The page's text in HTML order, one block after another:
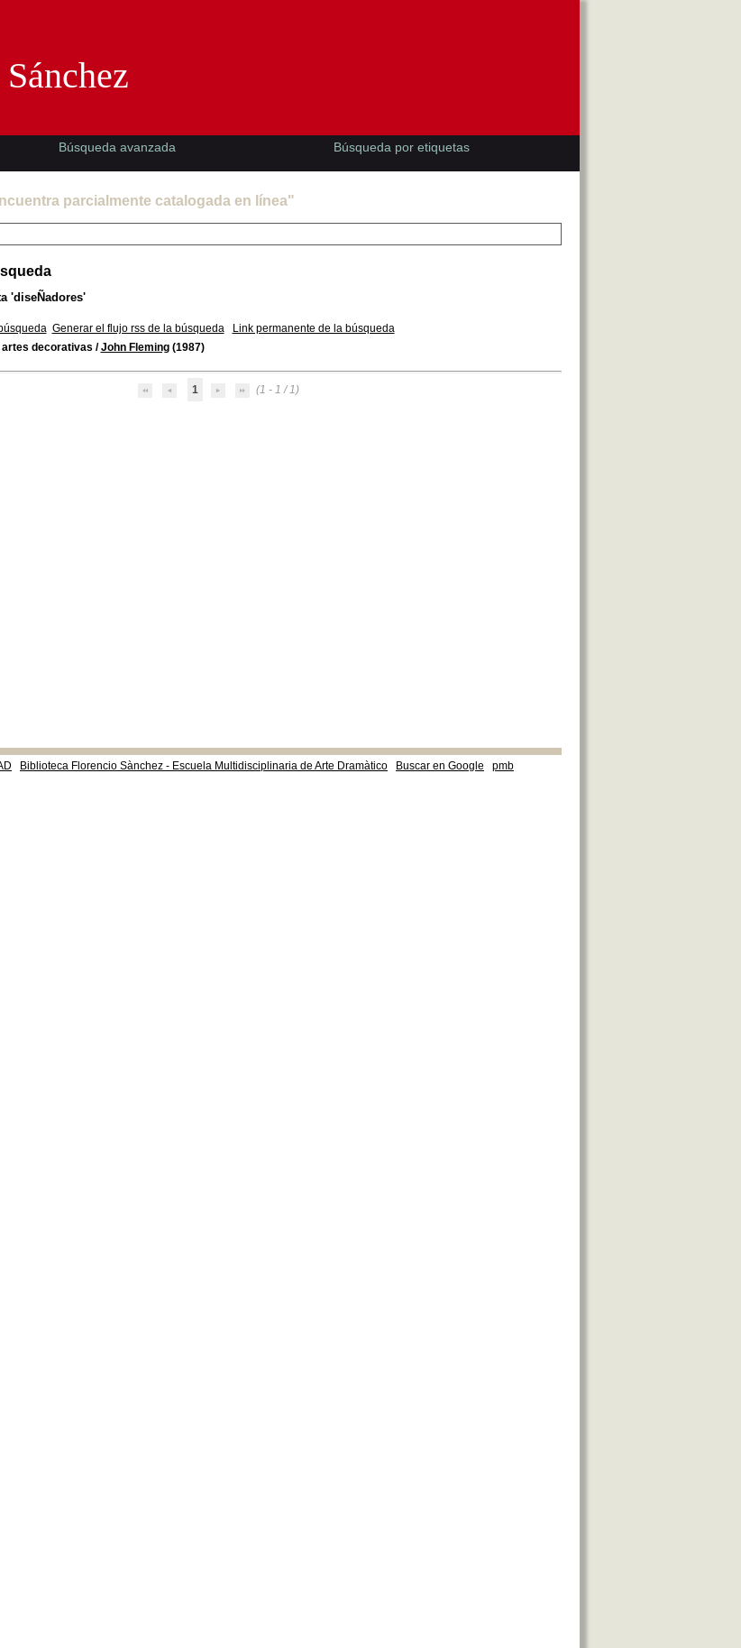
parcialmente catalogada en línea"
'diseÑadores'
Generar el flujo rss de la búsqueda
Link permanente de la búsqueda
decorativas /John Fleming(1987)
1 (1 - 1 / 1)
Biblioteca Florencio Sànchez - Escuela Multidisciplinaria de Arte Dramàtico Buscar en Google pmb
Búsqueda avanzada Búsqueda por etiquetas